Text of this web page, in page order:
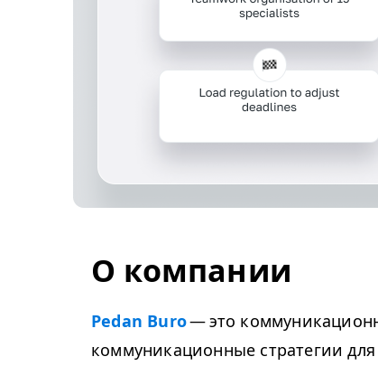
О компании
Pedan Buro— это
коммуникационные стратегии